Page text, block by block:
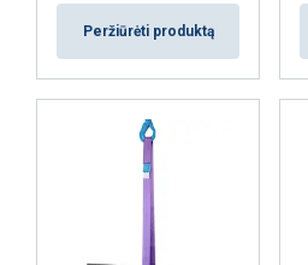
Trumpa informacija apie
Medžiaga:
Žymėjimas:
Temperatūros diapazonas:
Padengimas:
Peržiūrėti produktą